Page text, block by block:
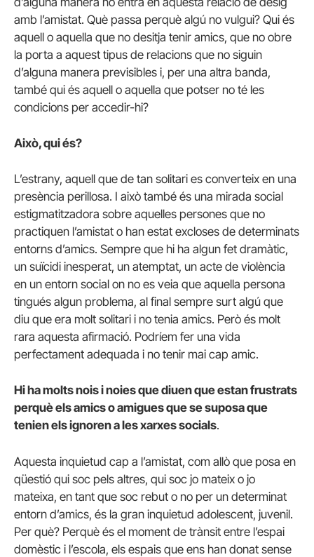
amb l’amistat. Què passa perquè algú no vulgui? Qui és
aquell o aquella que no desitja tenir amics, que no obre
la porta a aquest tipus de relacions que no siguin
d’alguna manera previsibles i, per una altra banda,
també qui és aquell o aquella que potser no té les
condicions per accedir-hi?
Això, qui és?
L’estrany, aquell que de tan solitari es converteix en una
presència perillosa. I això també és una mirada social
estigmatitzadora sobre aquelles persones que no
practiquen l’amistat o han estat excloses de determinats
entorns d’amics. Sempre que hi ha algun fet dramàtic,
un suïcidi inesperat, un atemptat, un acte de violència
en un entorn social on no es veia que aquella persona
tingués algun problema, al final sempre surt algú que
diu que era molt solitari i no tenia amics. Però és molt
rara aquesta afirmació. Podríem fer una vida
perfectament adequada i no tenir mai cap amic.
Hi ha molts nois i noies que diuen que estan frustrats
perquè els amics o amigues que se suposa que
tenien els ignoren a les xarxes socials.
Aquesta inquietud cap a l’amistat, com allò que posa en
qüestió qui soc pels altres, qui soc jo mateix o jo
mateixa, en tant que soc rebut o no per un determinat
entorn d’amics, és la gran inquietud adolescent, juvenil.
Per què? Perquè és el moment de trànsit entre l’espai
domèstic i l’escola, els espais que ens han donat sense